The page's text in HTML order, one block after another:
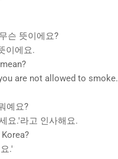
슨 뜻이에요?
이에요.
are not allowed to smoke.
예요?
요.'라고 인사해요.
.'